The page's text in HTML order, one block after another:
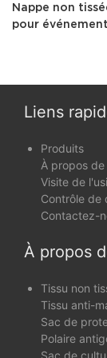
Nappe non
pour
Liens
Produits
À propos de
Visite de
Contrôle de
Contactez-
À propos
Tissu non
Tissu anti-
Sac de
Polaire